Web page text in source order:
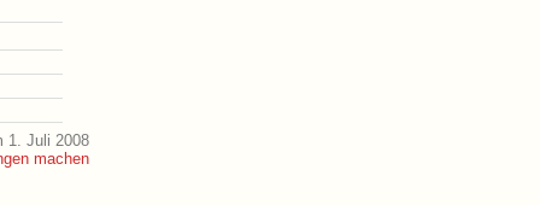
1. Juli 2008